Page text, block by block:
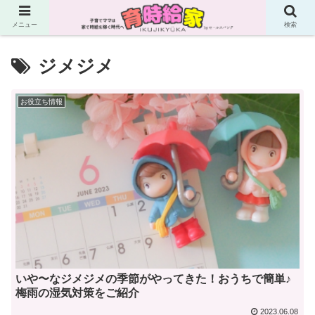
ジメジメ
お役立ち情報
いや〜なジメジメの季節がやってきた！おうちで簡単♪
梅雨の湿気対策をご紹介
2023.06.08
メニュー 検索